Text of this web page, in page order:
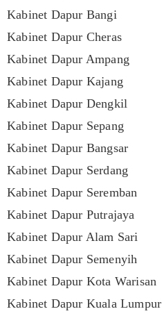
Kabinet Dapur Bangi
Kabinet Dapur Cheras
Kabinet Dapur Ampang
Kabinet Dapur Kajang
Kabinet Dapur Dengkil
Kabinet Dapur Sepang
Kabinet Dapur Bangsar
Kabinet Dapur Serdang
Kabinet Dapur Seremban
Kabinet Dapur Putrajaya
Kabinet Dapur Alam Sari
Kabinet Dapur Semenyih
Kabinet Dapur Kota Warisan
Kabinet Dapur Kuala Lumpur